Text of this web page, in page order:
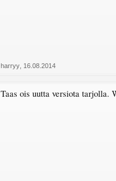
harryy 16.08.2014
Taas ois uutta versiota tarjolla.